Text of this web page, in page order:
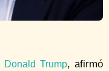
Donald Trump, afirmó